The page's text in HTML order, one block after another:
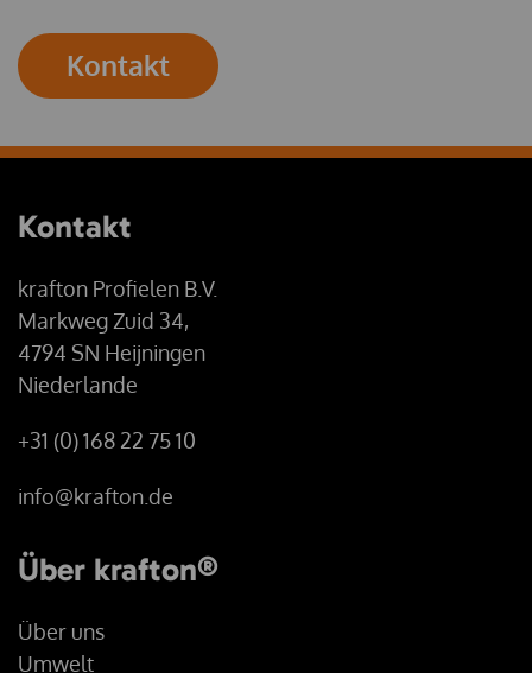
Kontakt
Kontakt
krafton Profielen B.V.
Markweg Zuid 34,
4794 SN Heijningen
Niederlande
+31 (0) 168 22 75 10
info@krafton.de
Über krafton®
Über uns
Umwelt